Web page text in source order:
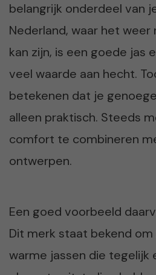
belangrijk onderdeel van
Nederland, waar het weer
kan zijn, is een goede jas
veel waarde aan hecht.
betekenen dat je
alleen praktisch. Steeds
comfort te combineren
ontwerpen.
Een goed voorbeeld
Dit merk staat bekend
warme jassen die tegelijk